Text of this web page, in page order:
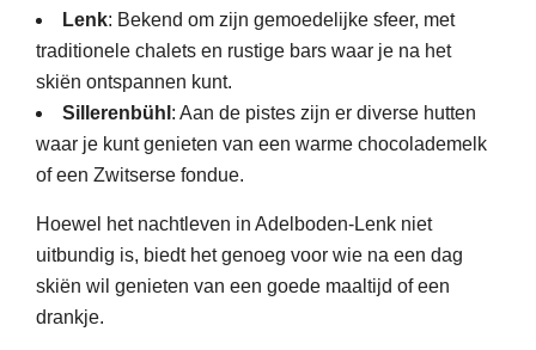
Lenk: Bekend om zijn gemoedelijke sfeer, met
traditionele chalets en rustige bars waar je na het
skiën ontspannen kunt.
Sillerenbühl : Aan de pistes zijn er diverse hutten
waar je kunt genieten van een warme chocolademelk
of een Zwitserse fondue.
Hoewel het nachtleven in Adelboden-Lenk niet
uitbundig is, biedt het genoeg voor wie na een dag
skiën wil genieten van een goede maaltijd of een
drankje.